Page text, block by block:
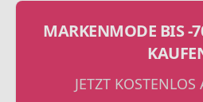
MARKENMODE BIS -
JETZT